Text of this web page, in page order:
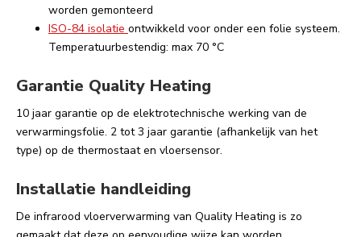
worden gemonteerd
ISO-84 isolatie ontwikkeld voor onder een folie systeem.
Temperatuurbestendig: max 70 °C
Garantie Quality Heating
10 jaar garantie op de elektrotechnische werking van de
verwarmingsfolie. 2 tot 3 jaar garantie (afhankelijk van het
type) op de thermostaat en vloersensor.
Installatie handleiding
De infrarood vloerverwarming van Quality Heating is zo